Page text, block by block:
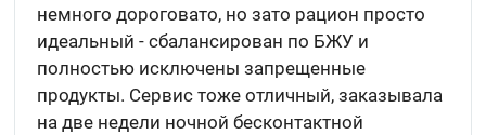
немного дороговато, но зато рацион просто
идеальный - сбалансирован по БЖУ и
полностью исключены запрещенные
продукты. Сервис тоже отличный, заказывала
на две недели ночной бесконтактной